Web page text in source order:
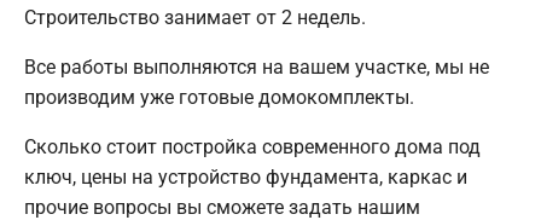
Строительство занимает от 2 недель.
Все работы выполняются на вашем участке, мы не
производим уже готовые домокомплекты.
Сколько стоит постройка современного дома под
ключ, цены на устройство фундамента, каркас и
прочие вопросы вы сможете задать нашим